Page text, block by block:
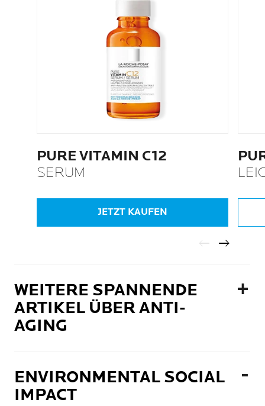
PURE VITAMIN C12
SERUM
JETZT KAUFEN
WEITERE SPANNENDE
ARTIKEL ÜBER ANTI-
AGING
ENVIRONMENTAL SOCIAL
IMPACT